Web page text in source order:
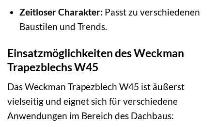
Zeitloser Charakter: Passt zu verschiedenen
Baustilen und Trends.
Einsatzmöglichkeiten des Weckman
Trapezblechs W45
Das Weckman Trapezblech W45 ist äußerst
vielseitig und eignet sich für verschiedene
Anwendungen im Bereich des Dachbaus: